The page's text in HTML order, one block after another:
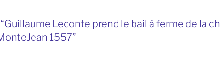
Leconte prend le bail à ferme de la
1557”